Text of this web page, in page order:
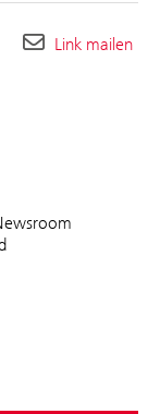
Link mailen